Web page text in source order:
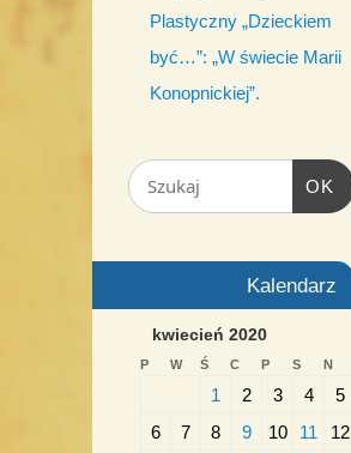
Plastyczny „Dzieckiem
być…”: „W świecie Marii
Konopnickiej”.
OK
Kalendarz
kwiecień 2020
P W Ś C P S N
1 2 3 4
5
6
7 8 9 10 11 12